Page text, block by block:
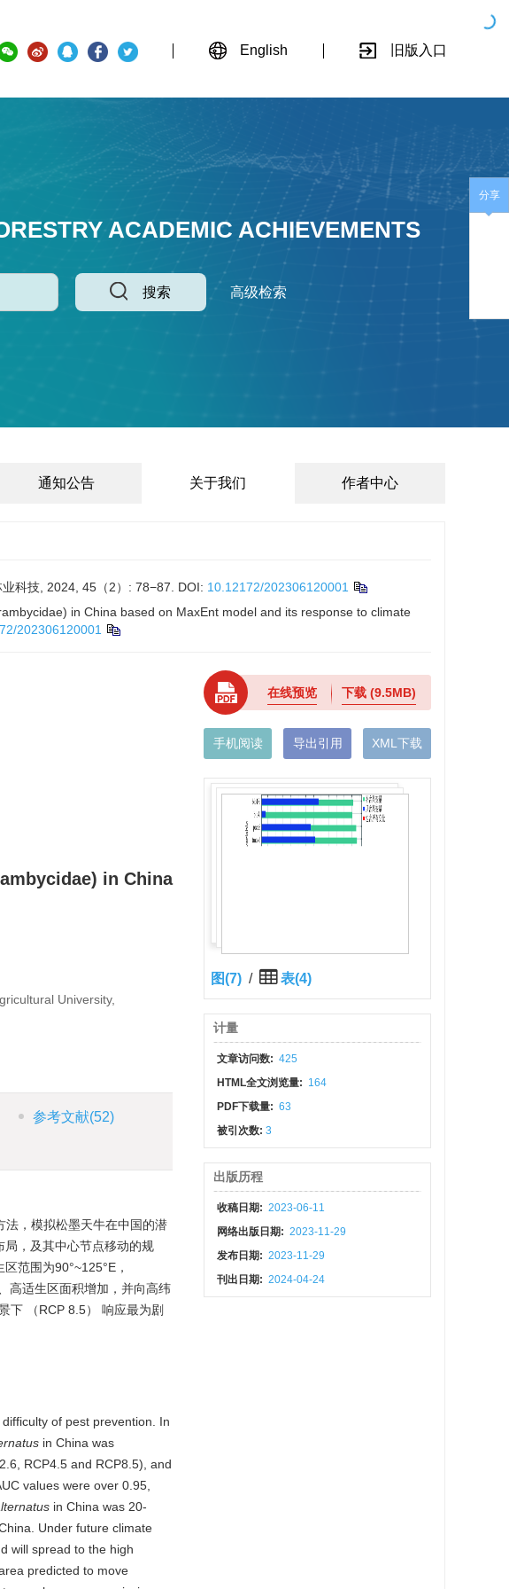
English 旧版入口
ACADEMIC ACHIEVEMENTS
搜索 高级检索
通知公告 关于我们 作者中心
科技, 2024, 45（2）: 78−87. DOI: 10.12172/202306120001
in China based on MaxEnt model and its response to climate
202306120001
in China
University,
参考文献(52)
法，模拟松墨天牛在中国的潜
，及其中心节点移动的规
范围为90°~125°E，
高适生区面积增加，并向高纬
下 （RCP 8.5） 响应最为剧
of pest prevention. In
in China was
RCP4.5 and RCP8.5), and
values were over 0.95,
in China was 20-
Under future climate
will spread to the high
predicted to move
在线预览 下载(9.5MB)
手机阅读 导出引用 XML下载
图(7) / 表(4)
计量
文章访问数: 425
HTML全文浏览量: 164
PDF下载量: 63
被引次数:3
出版历程
收稿日期: 2023-06-11
网络出版日期: 2023-11-29
发布日期: 2023-11-29
刊出日期: 2024-04-24
分享